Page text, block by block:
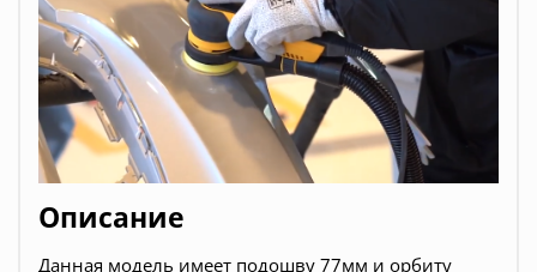
Описание
Данная модель имеет подошву 77мм и орбиту